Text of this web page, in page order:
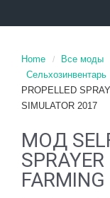
Home Все моды
Сельхозинвентарь
PROPELLED
SIMULATOR 2017
МОД